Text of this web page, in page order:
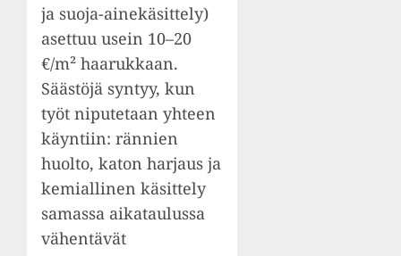
ja suoja-ainekäsittely)
asettuu usein 10–20
€/m² haarukkaan.
Säästöjä syntyy, kun
työt niputetaan yhteen
käyntiin: rännien
huolto, katon harjaus ja
kemiallinen käsittely
samassa aikataulussa
vähentävät